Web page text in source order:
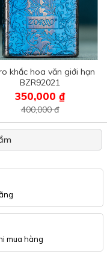
khắc hoa văn giới hạn
BZR92021
350,000 ₫
400,000 đ
mua hàng